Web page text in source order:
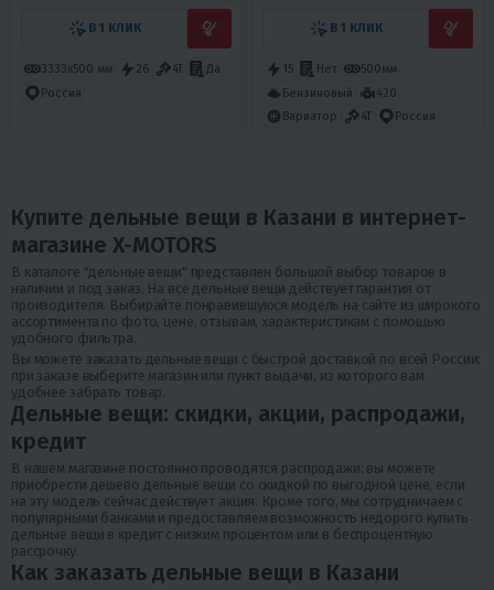
В 1 КЛИК
3333х500 мм 26 4T
Да
Россия
В 1 КЛИК
15 Нет
500мм
Бензиновый
420
Вариатор
4T Россия
Купите дельные вещи в Казани в интернет-
магазине X-MOTORS
В каталоге "дельные вещи" представлен большой выбор товаров в
наличии и под заказ. На все дельные вещи действует гарантия от
произодителя. Выбирайте понравившуюся модель на сайте из широкого
ассортимента по фото, цене, отзывам, характеристикам с помощью
удобного фильтра.
Вы можете заказать дельные вещи с быстрой доставкой по всей России:
при заказе выберите магазин или пункт выдачи, из которого вам
удобнее забрать товар.
Дельные вещи: скидки, акции, распродажи,
кредит
В нашем магазине постоянно проводятся распродажи: вы можете
приобрести дешево дельные вещи со скидкой по выгодной цене, если
на эту модель сейчас действует акция. Кроме того, мы сотрудничаем с
популярными банками и предоставляем возможность недорого купить
дельные вещи в кредит с низким процентом или в беспроцентную
рассрочку.
Как заказать дельные вещи в Казани